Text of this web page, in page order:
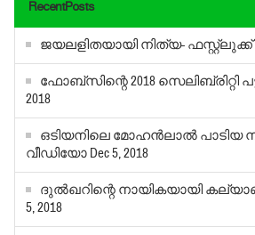
RecentPosts
ജയലളിതയായി നിത്യ-
ഫോബ്‌സിന്റെ 2018 സെലിബ്രിറ്റി
2018
ഒടിയനിലെ മോഹൻലാൽ പാടിയ
വീഡിയോ Dec 5, 2018
ദുല്‍ഖറിന്റെ നായികയായി
5, 2018